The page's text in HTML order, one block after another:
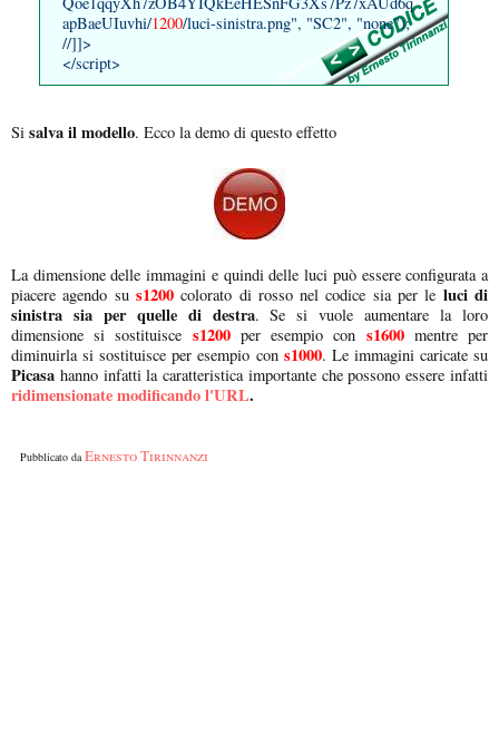
apBaeUIuvhi/1200/luci-sinistra.png", "SC2", "none");
//]]>
</script>
Si salva il modello. Ecco la demo di questo effetto
La dimensione delle immagini e quindi delle luci può essere configurata a
piacere agendo su s1200colorato di rosso nel codice sia per le luci di
sinistra sia per quelle di destra. Se si vuole aumentare la loro
dimensione si sostituisce s1200per esempio con s1600mentre per
diminuirla si sostituisce per esempio con s1000. Le immagini caricate su
Picasa hanno infatti la caratteristica importante che possono essere infatti
ridimensionate modificando l'URL.
Pubblicato da Ernesto Tirinnanzi